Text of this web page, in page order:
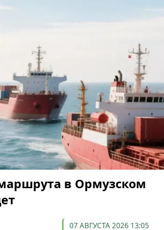
в Ормузском
07 АВГУСТА 2026 13:05